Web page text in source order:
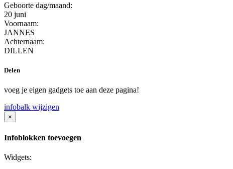
Geboorte dag/maand:
20 juni
Voornaam:
JANNES
Achternaam:
DILLEN
Delen
voeg je eigen gadgets toe aan deze pagina!
infobalk wijzigen
×
Infoblokken toevoegen
Widgets: